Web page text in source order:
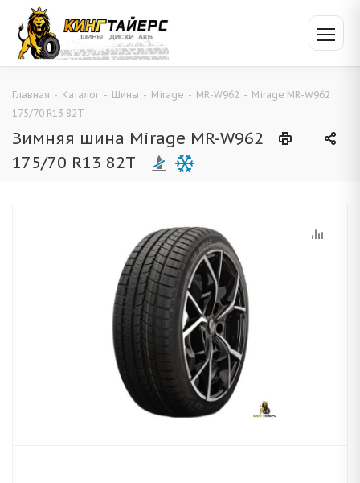
Главная - Каталог - Шины - Mirage - MR-W962 - Mirage MR-W962
175/70 R13 82T
Зимняя шина Mirage MR-W962
175/70 R13 82T